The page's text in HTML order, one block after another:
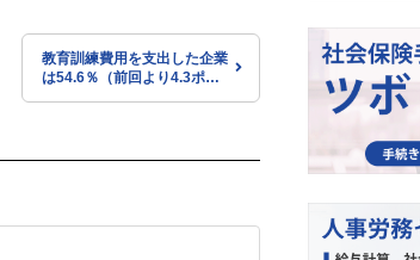
教育訓練費用を支出した企業
は54.6％（前回より4.3ポイ